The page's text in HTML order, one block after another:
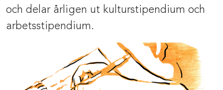
och delar årligen ut kulturstipendium och
arbetsstipendium.